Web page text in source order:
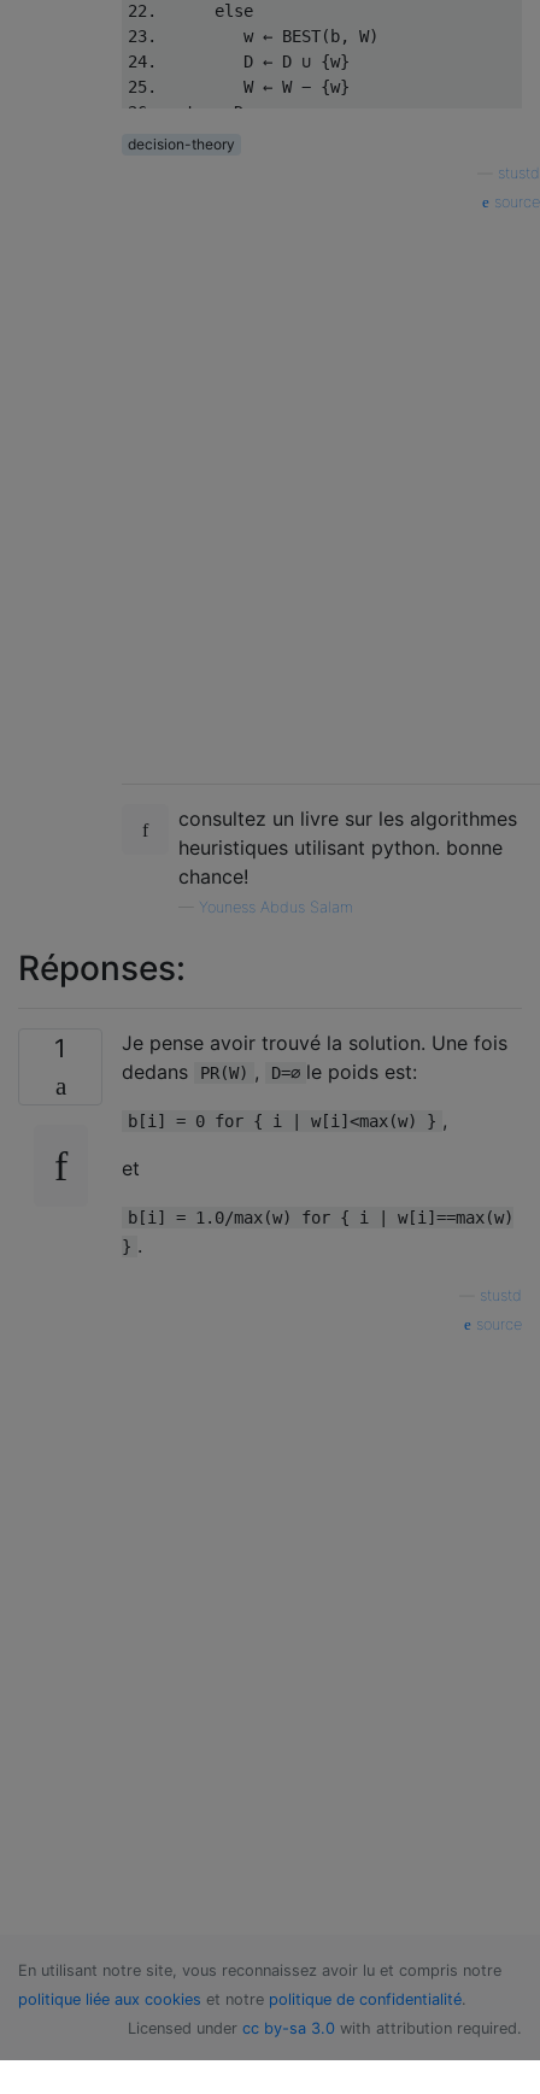
22.      else
23.         w ← BEST(b, W)
24.         D ← D ∪ {w}
25.         W ← W − {w}
decision-theory
stustd
source
consultez un livre sur les algorithmes
heuristiques utilisant python. bonne
chance!
Youness Abdus Salam
Réponses:
1
Je pense avoir trouvé la solution. Une fois
dedans
PR(W) , D=∅ le poids est:
b[i] = 0 for { i | w[i]<max(w) } ,
et
b[i] = 1.0/max(w) for { i | w[i]==max(w)
} .
stustd
source
En utilisant notre site, vous reconnaissez avoir lu et compris notre
politique liée aux cookies et notre politique de confidentialité.
Licensed under cc by-sa 3.0 with attribution required.